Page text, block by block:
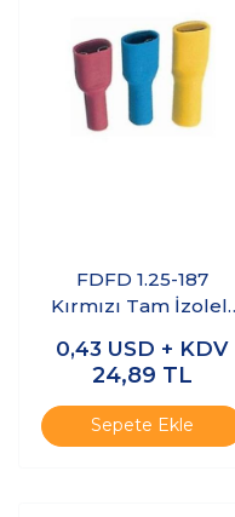
FDFD 1.25-187
Kırmızı Tam İzoleli
Ucu 10 Adet
0,43 USD + KDV
24,89 TL
Sepete Ekle